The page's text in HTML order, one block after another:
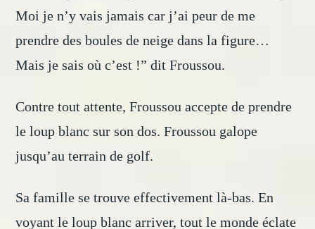
Moi je n’y vais jamais car j’ai peur de me
prendre des boules de neige dans la figure…
Mais je sais où c’est !” dit Froussou.
Contre tout attente, Froussou accepte de prendre
le loup blanc sur son dos. Froussou galope
jusqu’au terrain de golf.
Sa famille se trouve effectivement là-bas. En
voyant le loup blanc arriver, tout le monde éclate